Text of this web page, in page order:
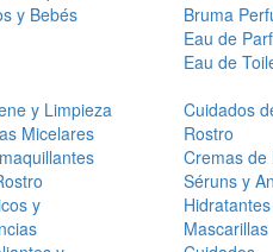
y Bebés
Bruma
Eau de
Eau de
y Limpieza
Micelares
y
Cuidados
Rostro
Cremas de
Séruns y
Hidratantes
Mascarillas